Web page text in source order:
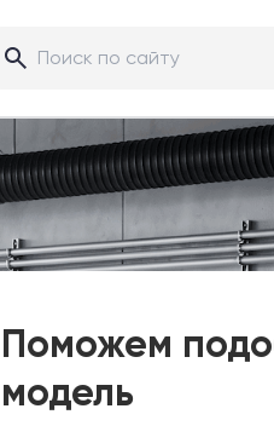
Поможем
модель